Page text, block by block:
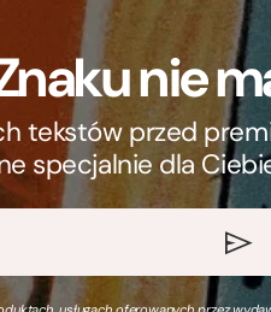
nie
tekstów przed
specjalnie dla